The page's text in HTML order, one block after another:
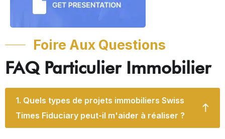
Foire Aux Questions
FAQ Particulier Immobilier
1. Quels types de projets immobiliers Swiss
Times Fiduciary peut-il m'aider à réaliser ?